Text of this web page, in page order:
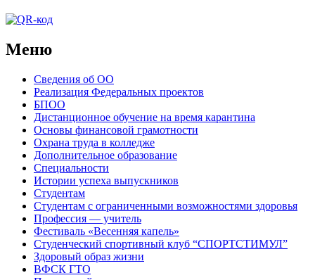
Меню
Сведения об ОО
Реализация Федеральных проектов
БПОО
Дистанционное обучение на время карантина
Основы финансовой грамотности
Охрана труда в колледже
Дополнительное образование
Специальности
Истории успеха выпускников
Студентам
Студентам с ограниченными возможностями здоровья
Профессия — учитель
Фестиваль «Весенняя капель»
Студенческий спортивный клуб “СПОРТСТИМУЛ”
Здоровый образ жизни
ВФСК ГТО